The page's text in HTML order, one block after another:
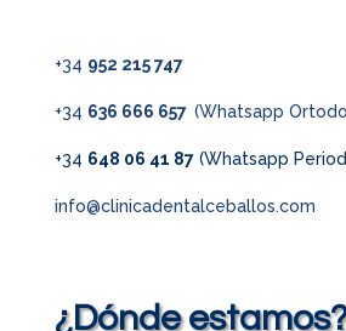
+34 952 215 747
+34 636 666 657 (Whatsapp
+34 648 06 41 87(Whatsapp
info@clinicadentalceballos.com
¿Dónde